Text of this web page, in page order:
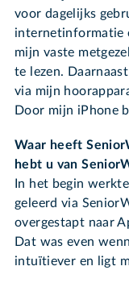
voor dagelijks
internetinformatie
mijn vaste
te lezen.
via mijn
Door mijn iPhone
Waar heeft
hebt u van
In het begin
geleerd via
overgestapt naar
Dat was even
intuïtiever en ligt